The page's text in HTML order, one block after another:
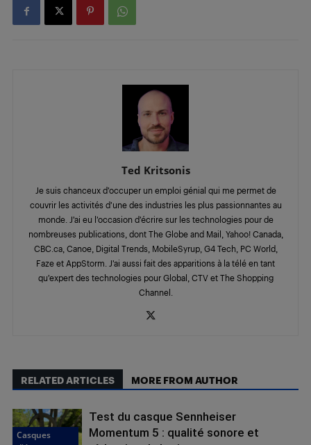
Ted Kritsonis
Je suis chanceux d’occuper un emploi génial qui me permet de
couvrir les activités d’une des industries les plus passionnantes au
monde. J’ai eu l’occasion d’écrire sur les technologies pour de
nombreuses publications, dont The Globe and Mail, Yahoo! Canada,
CBC.ca, Canoe, Digital Trends, MobileSyrup, G4 Tech, PC World,
Faze et AppStorm. J’ai aussi fait des apparitions à la télé en tant
qu’expert des technologies pour Global, CTV et The Shopping
Channel.
RELATED ARTICLES MORE FROM AUTHOR
Casques
Test du casque Sennheiser
Momentum 5 : qualité sonore et